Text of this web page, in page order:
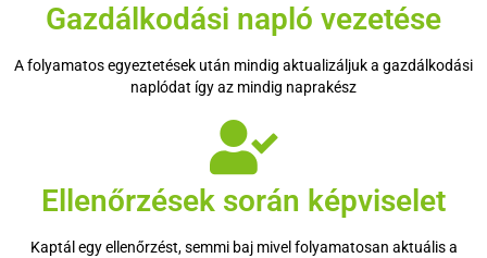
Gazdálkodási napló vezetése
A folyamatos egyeztetések után mindig aktualizáljuk a gazdálkodási
naplódat így az mindig naprakész
Ellenőrzések során képviselet
Kaptál egy ellenőrzést, semmi baj mivel folyamatosan aktuális a